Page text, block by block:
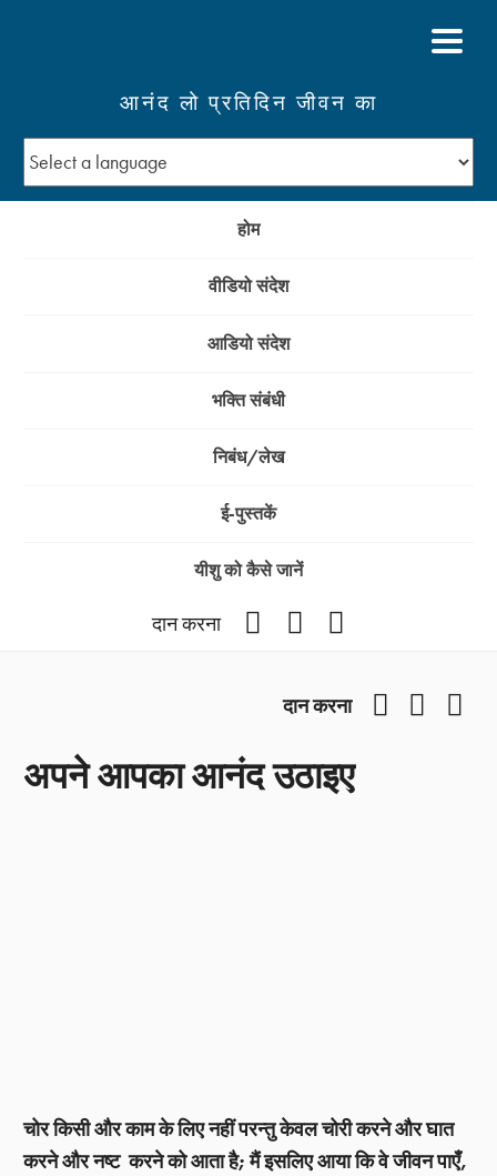
आनंद लो प्रतिदिन जीवन का
होम
वीडियो संदेश
आडियो संदेश
भक्ति संबंधी
निबंध/लेख
ई-पुस्तकें
यीशु को कैसे जानें
दान करना
दान करना
अपने आपका आनंद उठाइए
चोर किसी और काम के लिए नहीं परन्तु केवल चोरी करने और घात
करने और नष्ट करने को आता है; मैं इसलिए आया कि वे जीवन पाएँ,